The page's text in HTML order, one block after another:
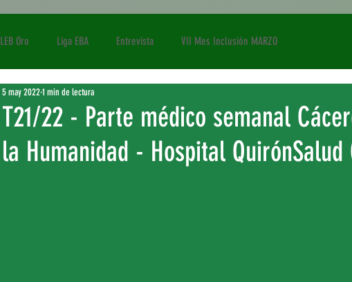
LEB Oro Liga EBA Entrevista VII Mes Inclusión MARZO
T21/22 - Parte médico semanal
la Humanidad - Hospital QuirónSalud
5 may 20221 min de lectura